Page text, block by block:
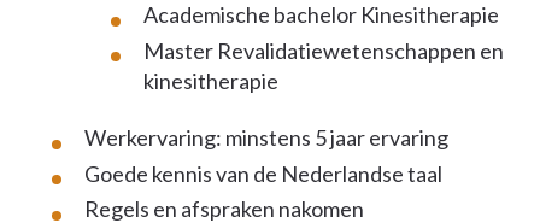
Academische bachelor Kinesitherapie
Master Revalidatiewetenschappen en
kinesitherapie
Werkervaring: minstens 5 jaar ervaring
Goede kennis van de Nederlandse taal
Regels en afspraken nakomen